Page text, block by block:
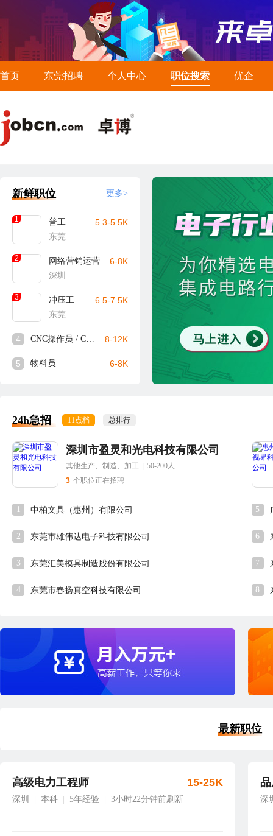
首页 东莞招聘 个人中心 职位搜索 优企
新鲜职位 更多>
1
普工
东莞
5.3-5.5K
2
网络营销运营
深圳
6-8K
3
冲压工
东莞
6.5-7.5K
4 CNC操作员 / CNC师傅 8-12K
5 物料员 6-8K
24h急招 11点档 总排行
深圳市盈灵和光电科技有限公司
其他生产、制造、加工
50-200人
3 个职位正在招聘
1 中柏文具（惠州）有限公司
2 东莞市雄伟达电子科技有限公司
3 东莞汇美模具制造股份有限公司
4 东莞市春扬真空科技有限公司
5
6
7
8
最新职位
高级电力工程师
深圳 本科 5年经验 3小时22分钟前刷新
15-25K
深